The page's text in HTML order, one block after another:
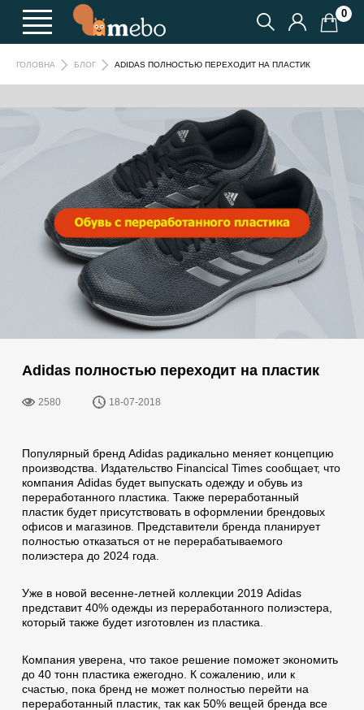
0
ГОЛОВНА БЛОГ ADIDAS ПОЛНОСТЬЮ ПЕРЕХОДИТ НА ПЛАСТИК
Adidas полностью переходит на пластик
2580 18-07-2018
Популярный бренд Adidas радикально меняет концепцию
производства. Издательство Financical Times сообщает, что
компания Adidas будет выпускать одежду и обувь из
переработанного пластика. Также переработанный
пластик будет присутствовать в оформлении брендовых
офисов и магазинов. Представители бренда планирует
полностью отказаться от не перерабатываемого
полиэстера до 2024 года.
Уже в новой весенне-летней коллекции 2019 Adidas
представит 40% одежды из переработанного полиэстера,
который также будет изготовлен из пластика.
Компания уверена, что такое решение поможет экономить
до 40 тонн пластика ежегодно. К сожалению, или к
счастью, пока бренд не может полностью перейти на
переработанный пластик, так как 50% вещей бренда все